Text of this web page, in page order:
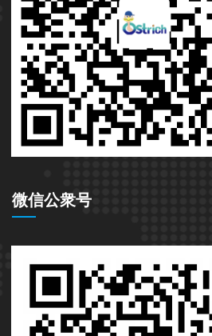
微信公衆号